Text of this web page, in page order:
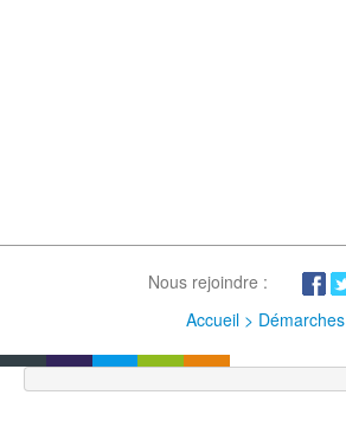
Nous rejoindre :
Accueil > Démarches